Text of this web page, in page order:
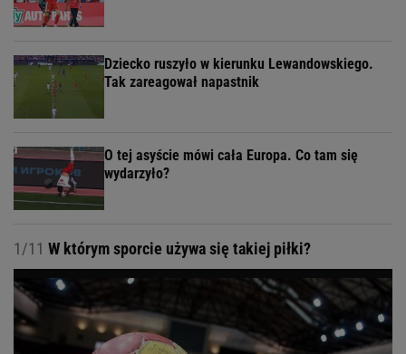
Dziecko ruszyło w kierunku Lewandowskiego.
Tak zareagował napastnik
O tej asyście mówi cała Europa. Co tam się
wydarzyło?
1/11 W którym sporcie używa się takiej piłki?